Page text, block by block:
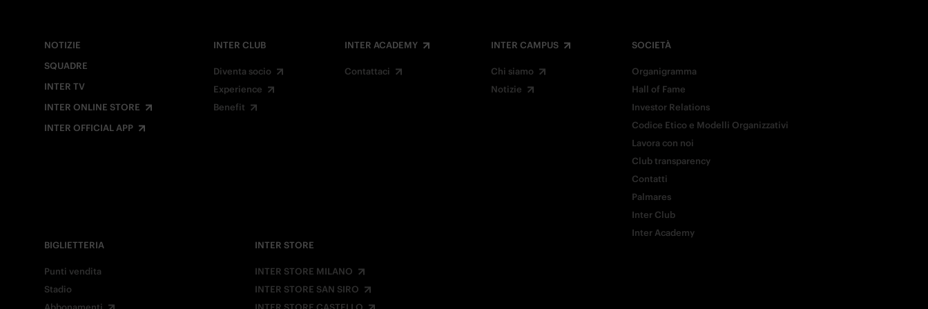
NOTIZIE
SQUADRE
INTER TV
INTER ONLINE STORE
INTER OFFICIAL APP
INTER CLUB
Diventa socio
Experience
Benefit
INTER ACADEMY
Contattaci
INTER CAMPUS
Chi siamo
Notizie
SOCIETÀ
Organigramma
Hall of Fame
Investor Relations
Codice Etico e Modelli Organizzativi
Lavora con noi
Club transparency
Contatti
Palmares
Inter Club
Inter Academy
BIGLIETTERIA
Punti vendita
Stadio
INTER STORE
INTER STORE MILANO
INTER STORE SAN SIRO